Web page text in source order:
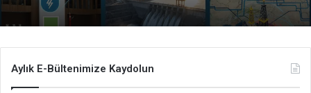
Aylık E-Bültenimize Kaydolun